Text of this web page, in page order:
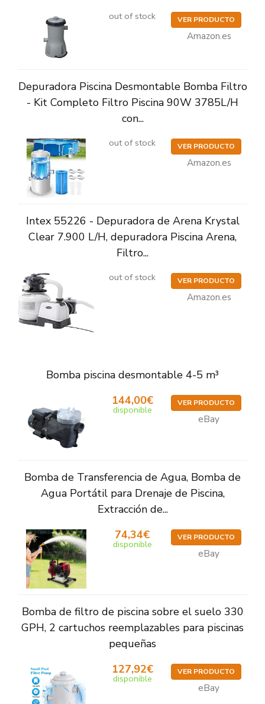
out of stock VER PRODUCTO
Amazon.es
Depuradora Piscina Desmontable Bomba Filtro
- Kit Completo Filtro Piscina 90W 3785L/H
con...
out of stock VER PRODUCTO
Amazon.es
Intex 55226 - Depuradora de Arena Krystal
Clear 7.900 L/H, depuradora Piscina Arena,
Filtro...
out of stock VER PRODUCTO
Amazon.es
Bomba piscina desmontable 4-5 m³
144,00€
disponible
VER PRODUCTO
eBay
Bomba de Transferencia de Agua, Bomba de
Agua Portátil para Drenaje de Piscina,
Extracción de...
74,34€
disponible
VER PRODUCTO
eBay
Bomba de filtro de piscina sobre el suelo 330
GPH, 2 cartuchos reemplazables para piscinas
pequeñas
127,92€
disponible
VER PRODUCTO
eBay